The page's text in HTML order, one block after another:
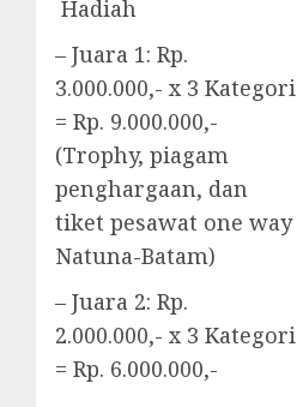
Hadiah
– Juara 1: Rp.
3.000.000,- x 3 Kategori
= Rp. 9.000.000,-
(Trophy, piagam
penghargaan, dan
tiket pesawat one way
Natuna-Batam)
– Juara 2: Rp.
2.000.000,- x 3 Kategori
= Rp. 6.000.000,-